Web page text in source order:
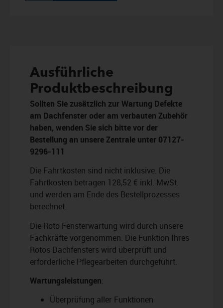
Ausführliche
Produktbeschreibung
Sollten Sie zusätzlich zur Wartung Defekte
am Dachfenster oder am verbauten Zubehör
haben, wenden Sie sich bitte vor der
Bestellung an unsere Zentrale unter 07127-
9296-111
Die Fahrtkosten sind nicht inklusive. Die
Fahrtkosten betragen 128,52 € inkl. MwSt.
und werden am Ende des Bestellprozesses
berechnet.
Die Roto Fensterwartung wird durch unsere
Fachkräfte vorgenommen. Die Funktion Ihres
Rotos Dachfensters wird überprüft und
erforderliche Pflegearbeiten durchgeführt.
Wartungsleistungen:
Überprüfung aller Funktionen